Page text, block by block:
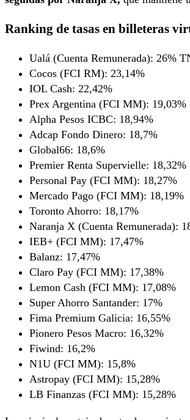
Ranking de tasas en billeteras
Ualá (Cuenta Remunerada): 26%
Cocos (FCI RM): 23,14%
IOL Cash: 22,42%
Prex Argentina (FCI MM): 19,03%
Alpha Pesos ICBC: 18,94%
Adcap Fondo Dinero: 18,7%
Global66: 18,6%
Premier Renta Supervielle: 18,32%
Personal Pay (FCI MM): 18,27%
Mercado Pago (FCI MM): 18,19%
Toronto Ahorro: 18,17%
Naranja X (Cuenta Remunerada):
IEB+ (FCI MM): 17,47%
Balanz: 17,47%
Claro Pay (FCI MM): 17,38%
Lemon Cash (FCI MM): 17,08%
Super Ahorro Santander: 17%
Fima Premium Galicia: 16,55%
Pionero Pesos Macro: 16,32%
Fiwind: 16,2%
N1U (FCI MM): 15,8%
Astropay (FCI MM): 15,28%
LB Finanzas (FCI MM): 15,28%